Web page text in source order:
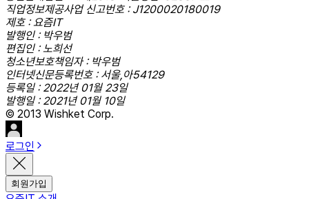
직업정보제공사업 신고번호 : J1200020180019
제호 : 요즘IT
발행인 : 박우범
편집인 : 노희선
청소년보호책임자 : 박우범
인터넷신문등록번호 : 서울,아54129
등록일 : 2022년 01월 23일
발행일 : 2021년 01월 10일
© 2013 Wishket Corp.
로그인
회원가입